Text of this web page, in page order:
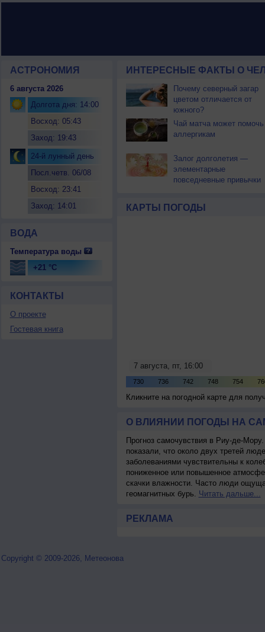
АСТРОНОМИЯ
6 августа 2026
Долгота дня: 14:00
Восход: 05:43
Заход: 19:43
24-й лунный день
Посл.четв. 06/08
Восход: 23:41
Заход: 14:01
ВОДА
Температура воды
+21 °C
КОНТАКТЫ
О проекте
Гостевая книга
ИНТЕРЕСНЫЕ ФАКТЫ О
Почему северный загар
цветом отличается от
южного?
Чай матча может помочь
аллергикам
Залог долголетия —
элементарные
повседневные привычки
КАРТЫ ПОГОДЫ
Кликните на погодной карте для
О ВЛИЯНИИ ПОГОДЫ НА
Прогноз самочувствия в Риу-де-
показали, что около двух третей
заболеваниями чувствительны к
пониженное или повышенное
скачки влажности. Часто люди
геомагнитных бурь. Читать дальше...
РЕКЛАМА
Copyright © 2009-2026, Метеонова